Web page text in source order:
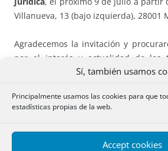
Sí, también usamos
Principalmente usamos las cookies para que
estadísticas propias de la web.
Accept cookies
Villanueva, 13 (bajo izquierda), 28001
Agradecemos la invitación y
por el interés y actualidad de los
también por la autoridad de los
Descárguese la